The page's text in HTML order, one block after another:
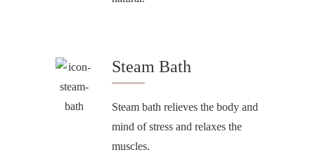
Steam Bath
Steam bath relieves the body and
mind of stress and relaxes the
muscles.